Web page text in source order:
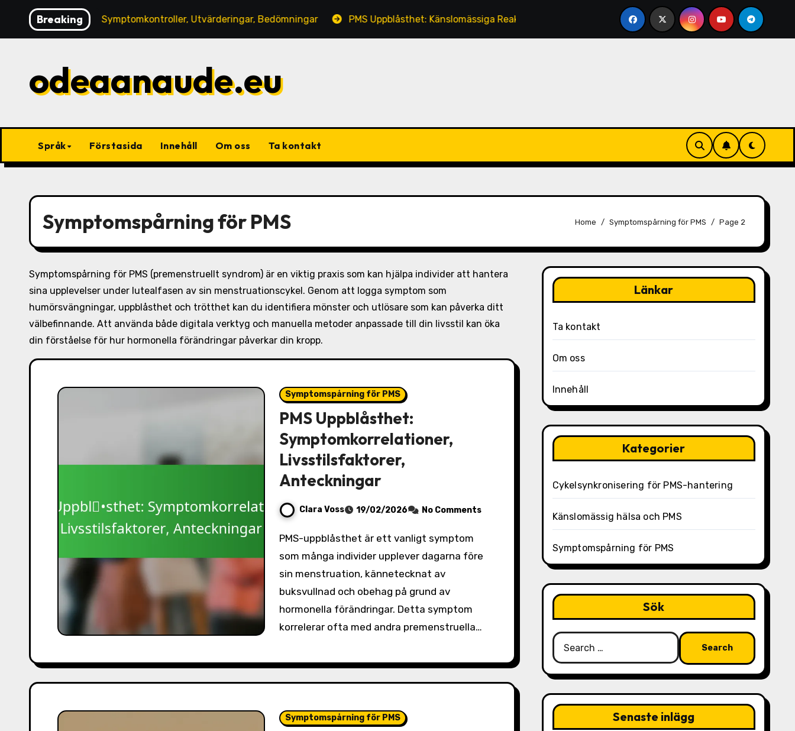
content
Breaking
Symptomkontroller, Utvärderingar, Bedömningar PMS Uppblåsthet: Känslomässiga Reaktioner, Självmedvetenhet, Tekniker PMS Uppblåsthet: Frekvens,
odeaanaude.eu
Språk Förstasida Innehåll Om oss Ta kontakt
Symptomspårning för PMS Home Symptomspårning för PMS Page 2
Symptomspårning för PMS (premenstruellt syndrom) är en viktig praxis som kan hjälpa individer att hantera
sina upplevelser under lutealfasen av sin menstruationscykel. Genom att logga symptom som
humörsvängningar, uppblåsthet och trötthet kan du identifiera mönster och utlösare som kan påverka ditt
välbefinnande. Att använda både digitala verktyg och manuella metoder anpassade till din livsstil kan öka
din förståelse för hur hormonella förändringar påverkar din kropp.
Symptomspårning för PMS
PMS Uppblåsthet:
Symptomkorrelationer,
Livsstilsfaktorer,
Anteckningar
Clara Voss 19/02/2026 No Comments
PMS-uppblåsthet är ett vanligt symptom
som många individer upplever dagarna före
sin menstruation, kännetecknat av
buksvullnad och obehag på grund av
hormonella förändringar. Detta symptom
korrelerar ofta med andra premenstruella…
Symptomspårning för PMS
Länkar
Ta kontakt
Om oss
Innehåll
Kategorier
Cykelsynkronisering för PMS-hantering
Känslomässig hälsa och PMS
Symptomspårning för PMS
Sök
Search
for:
Senaste inlägg